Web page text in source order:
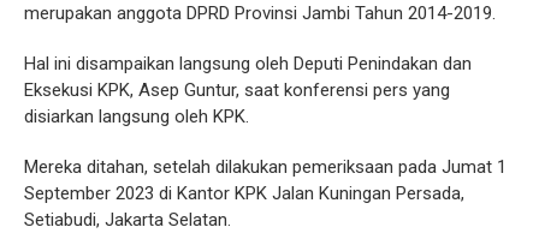
merupakan anggota DPRD Provinsi Jambi Tahun 2014-2019.
Hal ini disampaikan langsung oleh Deputi Penindakan dan
Eksekusi KPK, Asep Guntur, saat konferensi pers yang
disiarkan langsung oleh KPK.
Mereka ditahan, setelah dilakukan pemeriksaan pada Jumat 1
September 2023 di Kantor KPK Jalan Kuningan Persada,
Setiabudi, Jakarta Selatan.